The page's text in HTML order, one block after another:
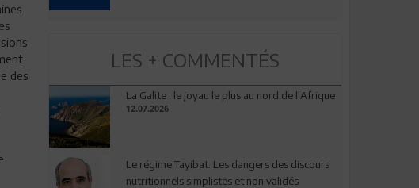
des
LES + COMMENTÉS
La Galite : le joyau le plus au nord de l'Afrique
12.07.2026
Le régime Tayibat: Les dangers des discours
nutritionnels simplistes et non validés